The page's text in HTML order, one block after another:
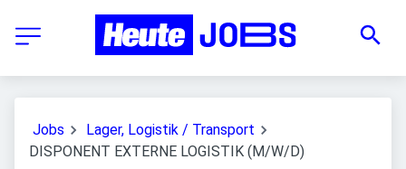
Jobs
Lager, Logistik / Transport
DISPONENT EXTERNE LOGISTIK (M/W/D)